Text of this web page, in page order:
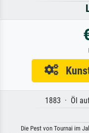
1883 · Öl
Die Pest von Tournai im